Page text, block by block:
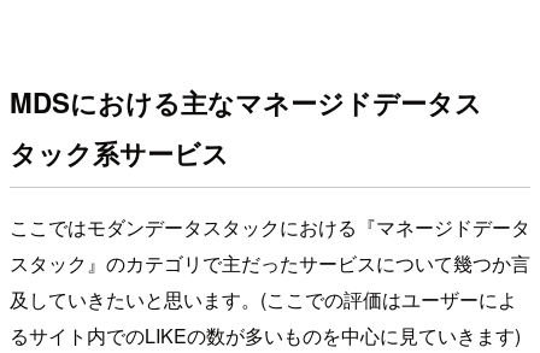
MDSにおける主なマネージドデータス
タック系サービス
ここではモダンデータスタックにおける『マネージドデータ
スタック』のカテゴリで主だったサービスについて幾つか言
及していきたいと思います。(ここでの評価はユーザーによ
るサイト内でのLIKEの数が多いものを中心に見ていきます)